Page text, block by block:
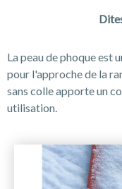
La peau de phoque est
pour l'approche de la
sans colle apporte un
utilisation.